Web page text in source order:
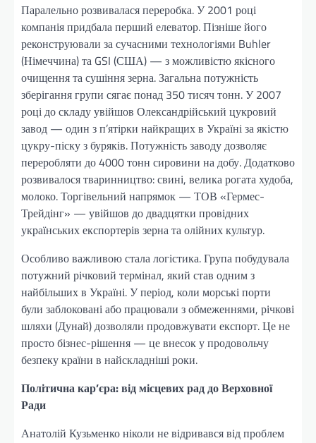
Паралельно розвивалася переробка. У 2001 році
компанія придбала перший елеватор. Пізніше його
реконструювали за сучасними технологіями Buhler
(Німеччина) та GSI (США) — з можливістю якісного
очищення та сушіння зерна. Загальна потужність
зберігання групи сягає понад 350 тисяч тонн. У 2007
році до складу увійшов Олександрійський цукровий
завод — один з п’ятірки найкращих в Україні за якістю
цукру-піску з буряків. Потужність заводу дозволяє
переробляти до 4000 тонн сировини на добу. Додатково
розвивалося тваринництво: свині, велика рогата худоба,
молоко. Торгівельний напрямок — ТОВ «Гермес-
Трейдінг» — увійшов до двадцятки провідних
українських експортерів зерна та олійних культур.
Особливо важливою стала логістика. Група побудувала
потужний річковий термінал, який став одним з
найбільших в Україні. У період, коли морські порти
були заблоковані або працювали з обмеженнями, річкові
шляхи (Дунай) дозволяли продовжувати експорт. Це не
просто бізнес-рішення — це внесок у продовольчу
безпеку країни в найскладніші роки.
Політична кар’єра: від місцевих рад до Верховної
Ради
Анатолій Кузьменко ніколи не відривався від проблем